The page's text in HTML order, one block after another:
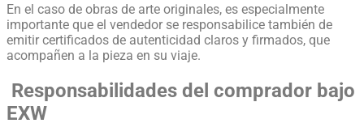
En el caso de obras de arte originales, es especialmente
importante que el vendedor se responsabilice también de
emitir certificados de autenticidad claros y firmados, que
acompañen a la pieza en su viaje.
Responsabilidades del comprador bajo
EXW